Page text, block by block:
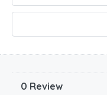
0 Review